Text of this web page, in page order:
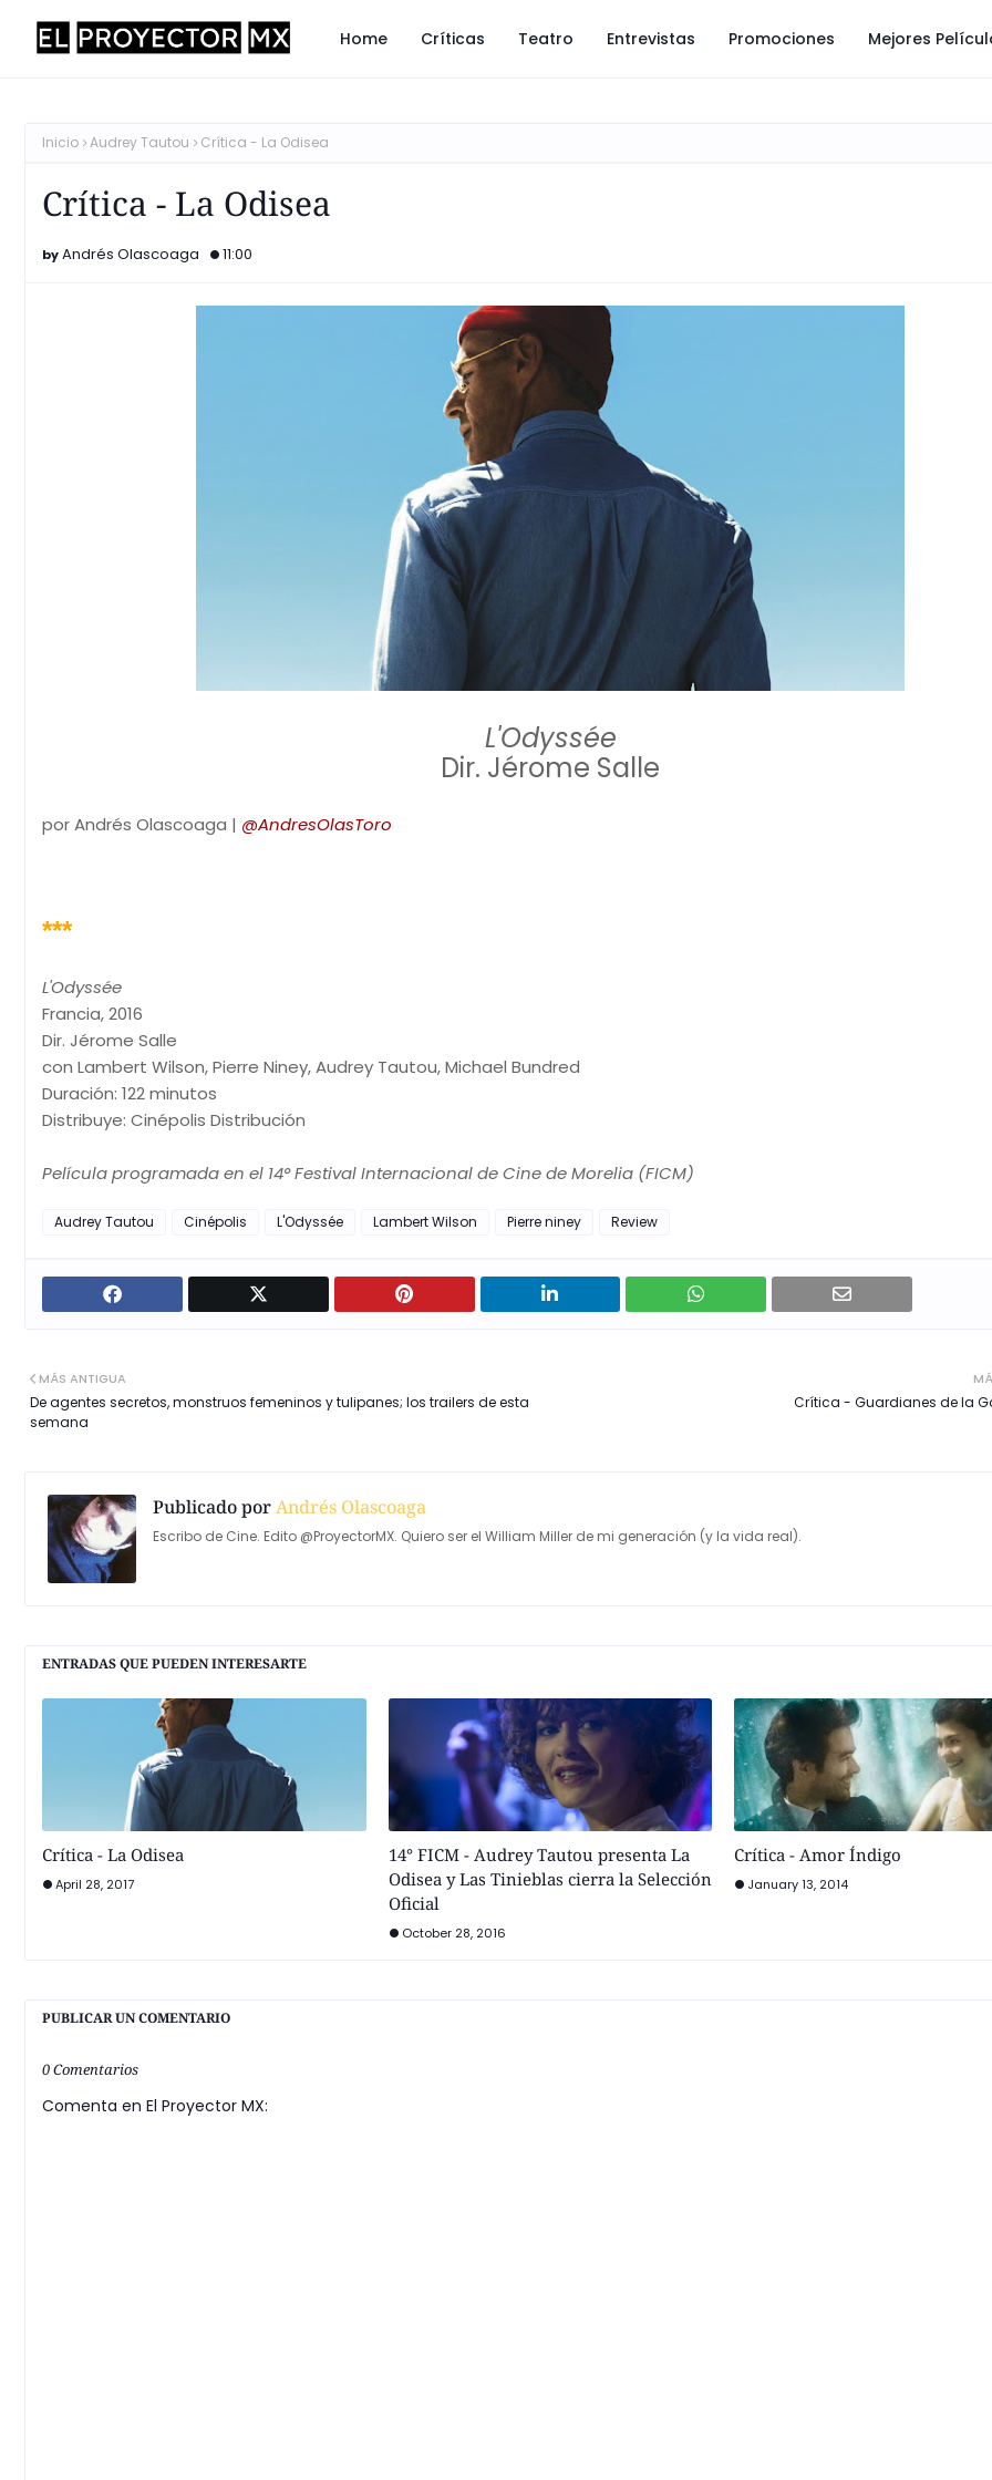
Home Críticas Teatro Entrevistas Promociones Mejores
Inicio Audrey Tautou Crítica - La Odisea
Crítica - La Odisea
Andrés Olascoaga 11:00
L'Odyssée
Dir. Jérome Salle
por Andrés Olascoaga | @AndresOlasToro
***
L'Odyssée
Francia, 2016
Dir. Jérome Salle
con Lambert Wilson, Pierre Niney, Audrey Tautou, Michael Bundred
Duración: 122 minutos
Distribuye: Cinépolis Distribución
Película programada en el 14° Festival Internacional de Cine de Morelia (FICM)
Audrey Tautou Cinépolis L'Odyssée Lambert Wilson Pierre niney Review
Crítica - Guardianes de la
MÁS ANTIGUA
De agentes secretos, monstruos femeninos y tulipanes; los trailers de esta
semana
Publicado porAndrés Olascoaga
Escribo de Cine. Edito @ProyectorMX. Quiero ser el William Miller de mi generación (y la vida real).
ENTRADAS QUE PUEDEN INTERESARTE
Crítica - La Odisea
April 28, 2017
14° FICM - Audrey Tautou presenta La
Odisea y Las Tinieblas cierra la Selección
Oficial
October 28, 2016
Crítica - Amor Índigo
January 13, 2014
PUBLICAR UN COMENTARIO
0 Comentarios
Comenta en El Proyector MX: